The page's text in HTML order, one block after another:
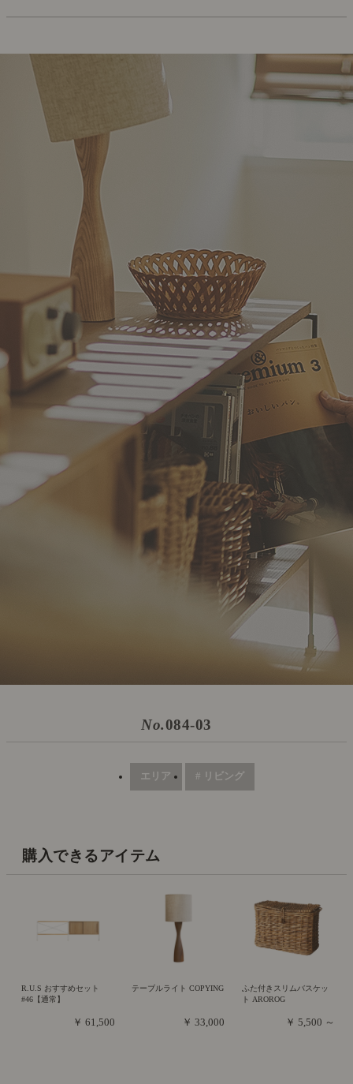
No.084-03
エリア # リビング
購入できるアイテム
R.U.S おすすめセット
#46【通常】
￥ 61,500
テーブルライト COPYING
￥ 33,000
ふた付きスリムバスケッ
ト AROROG
￥ 5,500 ～